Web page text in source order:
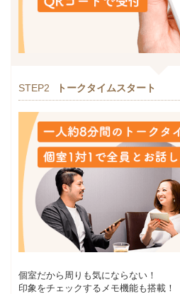
STEP2 トークタイムスタート
個室だから周りも気にならない！
印象をチェックするメモ機能も搭載！